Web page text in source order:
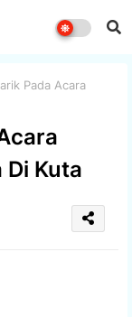
Pada Acara
Kuta